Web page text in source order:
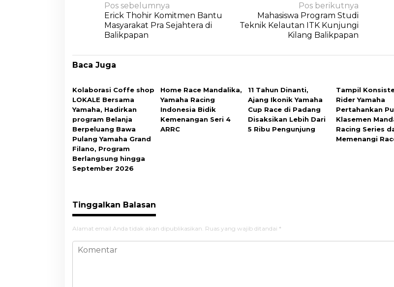
Pos sebelumnya
Erick Thohir Komitmen Bantu
Masyarakat Pra Sejahtera di
Balikpapan
Pos berikutnya
Mahasiswa Program Studi
Teknik Kelautan ITK Kunjungi
Kilang Balikpapan
Baca Juga
Kolaborasi Coffe shop
LOKALE Bersama
Yamaha, Hadirkan
program Belanja
Berpeluang Bawa
Pulang Yamaha Grand
Filano, Program
Berlangsung hingga
September 2026
Home Race Mandalika,
Yamaha Racing
Indonesia Bidik
Kemenangan Seri 4
ARRC
11 Tahun Dinanti,
Ajang Ikonik Yamaha
Cup Race di Padang
Disaksikan Lebih Dari
5 Ribu Pengunjung
Tampil
Rider Yamaha
Pertahankan
Klasemen
Racing Series
Memenangi
Tinggalkan Balasan
Alamat email Anda tidak akan dipublikasikan. Ruas yang wajib ditandai *